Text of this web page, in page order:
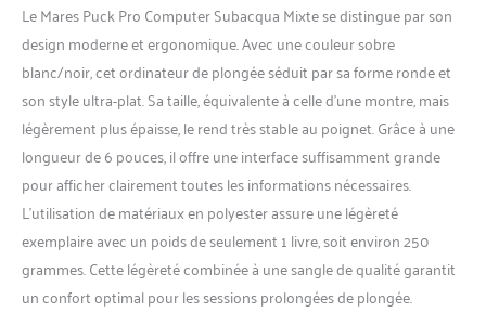
Le Mares Puck Pro Computer Subacqua Mixte se distingue par son
design moderne et ergonomique. Avec une couleur sobre
blanc/noir, cet ordinateur de plongée séduit par sa forme ronde et
son style ultra-plat. Sa taille, équivalente à celle d’une montre, mais
légèrement plus épaisse, le rend très stable au poignet. Grâce à une
longueur de 6 pouces, il offre une interface suffisamment grande
pour afficher clairement toutes les informations nécessaires.
L’utilisation de matériaux en polyester assure une légèreté
exemplaire avec un poids de seulement 1 livre, soit environ 250
grammes. Cette légèreté combinée à une sangle de qualité garantit
un confort optimal pour les sessions prolongées de plongée.